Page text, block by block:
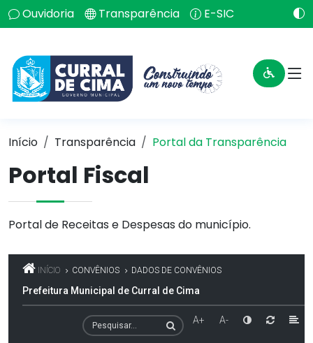
Ouvidoria Transparência E-SIC
Início Transparência Portal da Transparência
Portal Fiscal
Portal de Receitas e Despesas do município.